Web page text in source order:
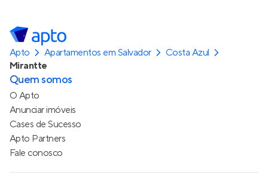
Apto Apartamentos em Salvador
Costa Azul
Mirantte
Quem somos
O Apto
Anunciar imóveis
Cases de Sucesso
Apto Partners
Fale conosco